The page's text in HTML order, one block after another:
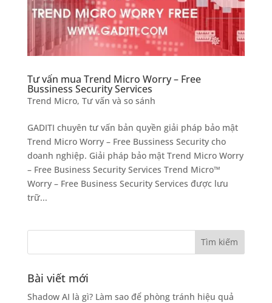
Tư vấn mua Trend Micro Worry – Free
Bussiness Security Services
Trend Micro, Tư vấn và so sánh
GADITI chuyên tư vấn bản quyền giải pháp bảo mật
Trend Micro Worry – Free Bussiness Security cho
doanh nghiệp. Giải pháp bảo mật Trend Micro Worry
– Free Business Security Services Trend Micro™
Worry – Free Business Security Services được lưu
trữ...
Bài viết mới
Shadow AI là gì? Làm sao để phòng tránh hiệu quả